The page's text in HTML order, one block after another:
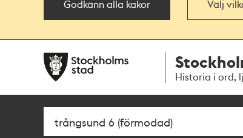
Godkänn alla kakor Välj
navigationen
huvudinnehållet
Historia i ord,
SökFritextsök